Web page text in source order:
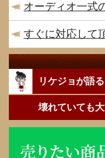
オーディオ一式
すぐに対応して
リケジョが語
壊れていても